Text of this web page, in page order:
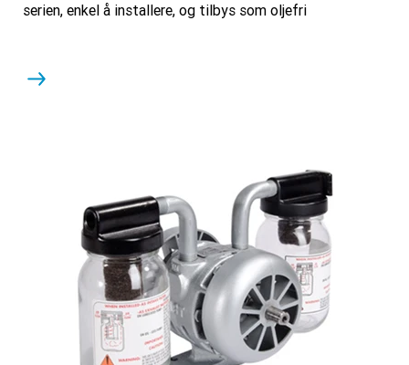
serien, enkel å installere, og tilbys som oljefri